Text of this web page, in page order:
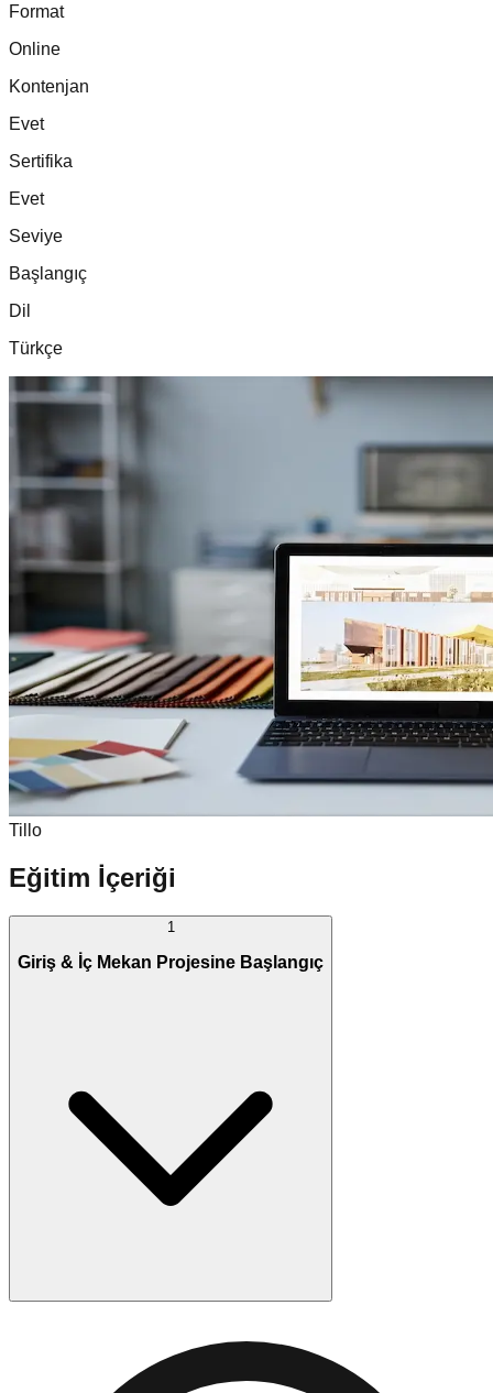
Format
Online
Kontenjan
Evet
Sertifika
Evet
Seviye
Başlangıç
Dil
Türkçe
Tillo
Eğitim İçeriği
1
Giriş & İç Mekan Projesine Başlangıç